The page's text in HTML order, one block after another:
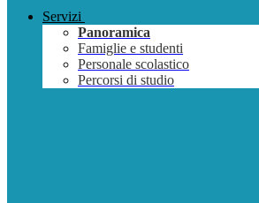
Servizi
Panoramica
Famiglie e studenti
Personale scolastico
Percorsi di studio